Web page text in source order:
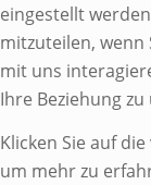
eingestellt
mitzuteilen, wenn
mit uns
Ihre Beziehung
Klicken Sie auf
um mehr zu